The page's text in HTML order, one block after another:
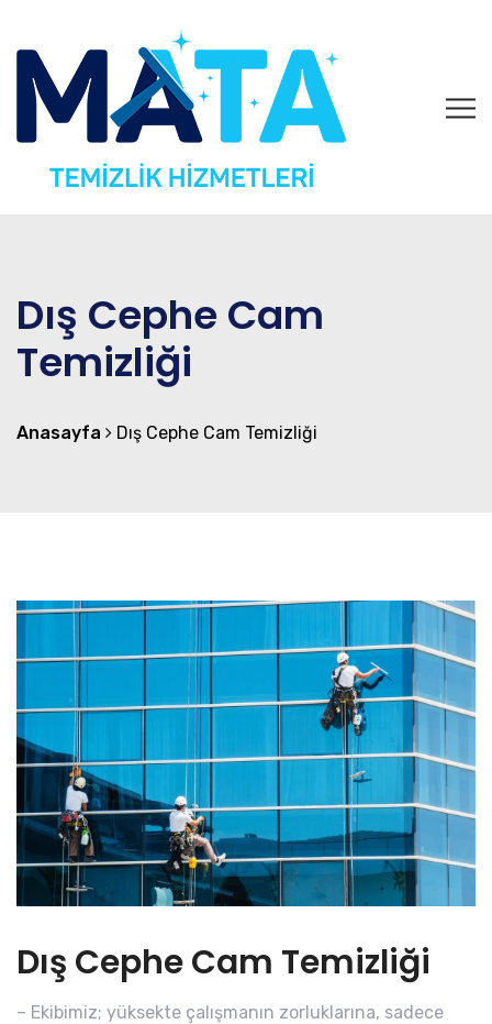
Dış Cephe Cam
Temizliği
Anasayfa Dış Cephe Cam Temizliği
Dış Cephe Cam Temizliği
– Ekibimiz; yüksekte çalışmanın zorluklarına, sadece